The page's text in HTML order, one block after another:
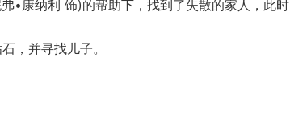
•康纳利 饰)的帮助下，找到了失散的家人，此
，并寻找儿子。